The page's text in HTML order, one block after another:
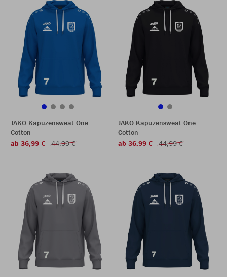
JAKO Kapuzensweat One
Cotton
ab 36,99 €
44,99 €
JAKO Kapuzensweat One
Cotton
ab 36,99 €
44,99 €